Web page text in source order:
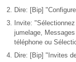
Dire: [Bip]
Invite:
jumelage,
téléphone ou
Dire: [Bip] "Invites